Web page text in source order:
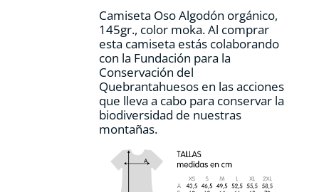
página
de
producto
Camiseta Oso Algodón orgánico,
145gr., color moka. Al comprar
esta camiseta estás colaborando
con la Fundación para la
Conservación del
Quebrantahuesos en las acciones
que lleva a cabo para conservar la
biodiversidad de nuestras
montañas.